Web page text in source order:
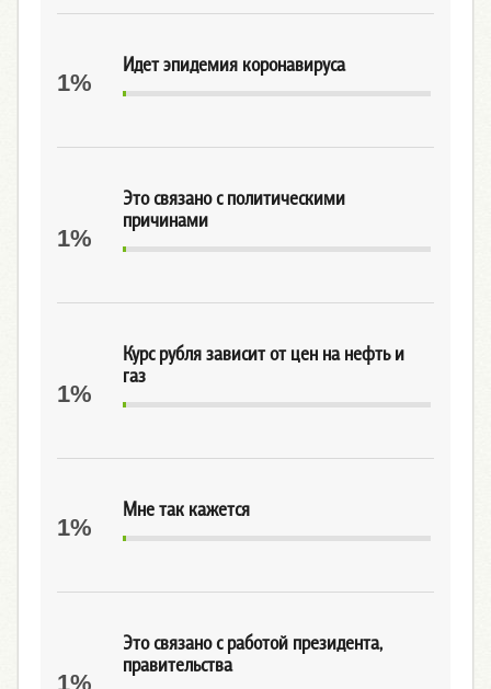
Идет эпидемия коронавируса
1%
Это связано с политическими
причинами
1%
Курс рубля зависит от цен на нефть и
газ
1%
Мне так кажется
1%
Это связано с работой президента,
правительства
1%